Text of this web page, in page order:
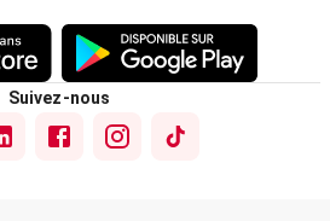
Suivez-nous